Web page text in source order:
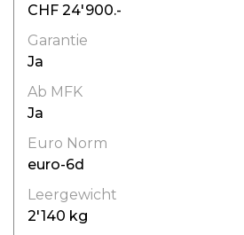
CHF 24'900.-
Garantie
Ja
Ab MFK
Ja
Euro Norm
euro-6d
Leergewicht
2'140 kg